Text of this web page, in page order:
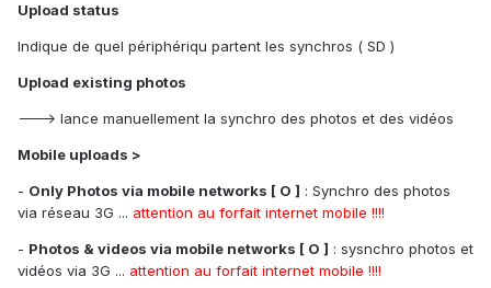
Upload status
Indique de quel périphériqu partent les synchros ( SD )
Upload existing photos
---> lance manuellement la synchro des photos et des vidéos
Mobile uploads >
- Only Photos via mobile networks [ O ] : Synchro des photos
via réseau 3G ... attention au forfait internet mobile !!!!
- Photos & videos via mobile networks [ O ] : sysnchro photos et
vidéos via 3G ... attention au forfait internet mobile !!!!